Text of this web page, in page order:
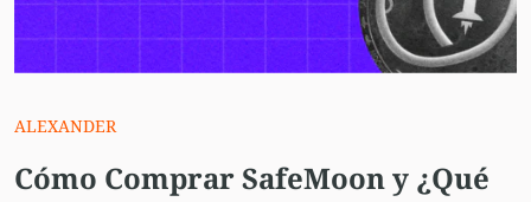
ALEXANDER
Cómo Comprar SafeMoon y ¿Qué